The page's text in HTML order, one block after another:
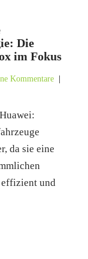
Die
im Fokus
Kommentare
da sie eine
effizient und